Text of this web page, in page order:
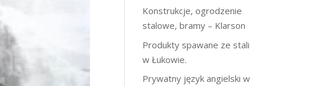
Konstrukcje, ogrodzenie
stalowe, bramy – Klarson
Produkty spawane ze stali
w Łukowie.
Prywatny język angielski w